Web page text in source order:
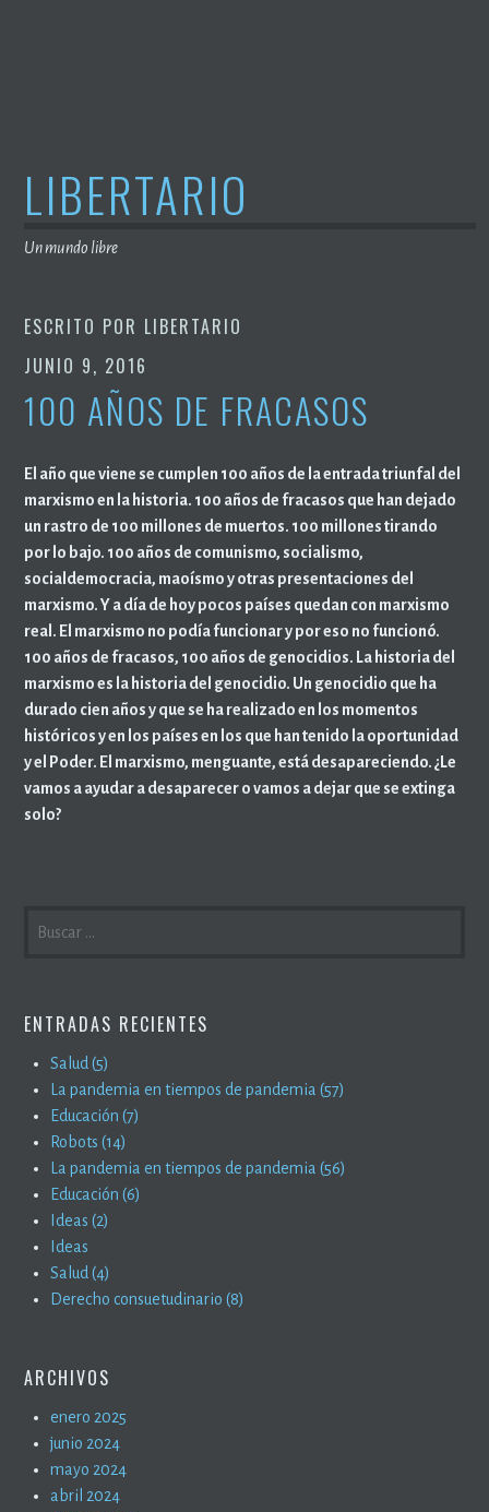
LIBERTARIO
Un mundo libre
ESCRITO POR LIBERTARIO
JUNIO 9, 2016
100 AÑOS DE FRACASOS
El año que viene se cumplen 100 años de la entrada triunfal del
marxismo en la historia. 100 años de fracasos que han dejado
un rastro de 100 millones de muertos. 100 millones tirando
por lo bajo. 100 años de comunismo, socialismo,
socialdemocracia, maoísmo y otras presentaciones del
marxismo. Y a día de hoy pocos países quedan con marxismo
real. El marxismo no podía funcionar y por eso no funcionó.
100 años de fracasos, 100 años de genocidios. La historia del
marxismo es la historia del genocidio. Un genocidio que ha
durado cien años y que se ha realizado en los momentos
históricos y en los países en los que han tenido la oportunidad
y el Poder. El marxismo, menguante, está desapareciendo. ¿Le
vamos a ayudar a desaparecer o vamos a dejar que se extinga
solo?
ENTRADAS RECIENTES
Salud (5)
La pandemia en tiempos de pandemia (57)
Educación (7)
Robots (14)
La pandemia en tiempos de pandemia (56)
Educación (6)
Ideas (2)
Ideas
Salud (4)
Derecho consuetudinario (8)
ARCHIVOS
enero 2025
junio 2024
mayo 2024
abril 2024